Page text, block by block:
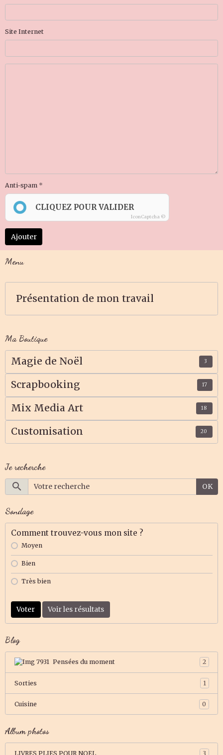
Site Internet
Anti-spam
CLIQUEZ POUR VALIDER
IconCaptcha ©
Ajouter
Menu
Présentation de mon travail
Ma Boutique
Magie de Noël 3
Scrapbooking 17
Mix Media Art 18
Customisation 20
Je recherche
OK
Sondage
Comment trouvez-vous mon site ?
Moyen
Bien
Très bien
Voter Voir les résultats
Blog
Pensées du moment 2
Sorties 1
Cuisine 0
Album photos
LIVRES PLIES POUR NOEL 3